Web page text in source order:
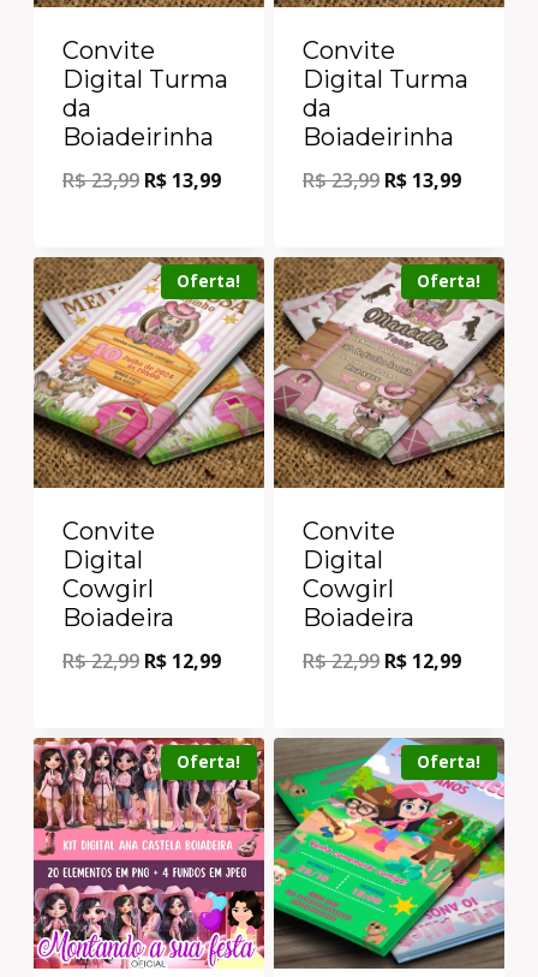
Convite
Digital Turma
da
Boiadeirinha
R$23,99 R$ 13,99
Convite
Digital Turma
da
Boiadeirinha
R$23,99 R$ 13,99
Oferta!
Convite
Digital
Cowgirl
Boiadeira
R$22,99 R$ 12,99
Oferta!
Convite
Digital
Cowgirl
Boiadeira
R$22,99 R$ 12,99
Oferta! Oferta!